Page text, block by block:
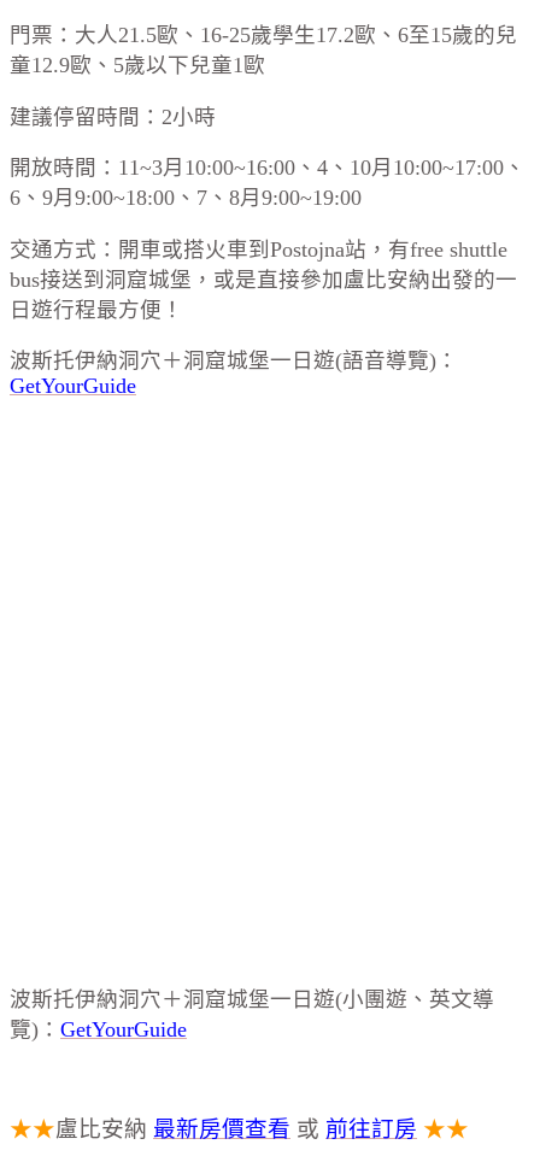
門票：大人21.5歐、16-25歲學生17.2歐、6至15歲的兒
童12.9歐、5歲以下兒童1歐
建議停留時間：2小時
開放時間：11~3月10:00~16:00、4、10月10:00~17:00、
6、9月9:00~18:00、7、8月9:00~19:00
交通方式：開車或搭火車到Postojna站，有free shuttle
bus接送到洞窟城堡，或是直接參加盧比安納出發的一
日遊行程最方便！
波斯托伊納洞穴＋洞窟城堡一日遊(語音導覽)：
GetYourGuide
波斯托伊納洞穴＋洞窟城堡一日遊(小團遊、英文導
覽)： GetYourGuide
★★盧比安納 最新房價查看 或 前往訂房 ★★